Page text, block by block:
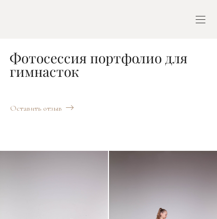
Фотосессия портфолио для
гимнасток
Оставить отзыв